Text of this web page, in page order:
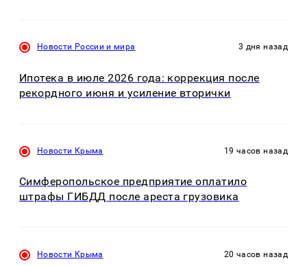
Новости России и мира 3 дня назад
Ипотека в июле 2026 года: коррекция после
рекордного июня и усиление вторички
Новости Крыма 19 часов назад
Симферопольское предприятие оплатило
штрафы ГИБДД после ареста грузовика
Новости Крыма 20 часов назад